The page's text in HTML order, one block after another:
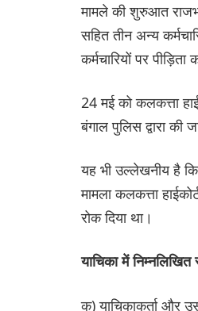
मामले की शुरुआत
सहित तीन अन्य
कर्मचारियों पर
24 मई को कलकत्ता
बंगाल पुलिस द्वारा की
यह भी उल्लेखनीय है
मामला कलकत्ता
रोक दिया था।
याचिका में निम्नलिखित
क) याचिकाकर्ता और